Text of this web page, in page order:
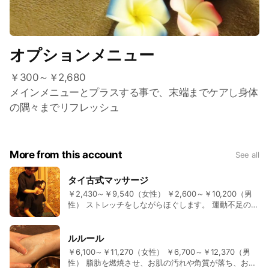
オプションメニュー
￥300～￥2,680
メインメニューとプラスする事で、末端までケアし身体
の隅々までリフレッシュ
More from this account See all
タイ古式マッサージ
￥2,430～￥9,540（女性） ￥2,600～￥10,200（男
性） ストレッチをしながらほぐします。 運動不足の方
ルルール
￥6,100～￥11,270（女性） ￥6,700～￥12,370（男
性） 脂肪を燃焼させ、お肌の汚れや角質が落ち、お肌